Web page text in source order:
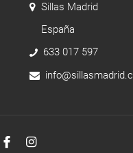
Sillas Madrid
España
633 017 597